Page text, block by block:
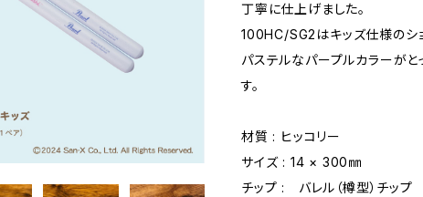
丁寧に仕上げました。
100HC/SG2はキッズ仕様のショ
パステルなパープルカラーがと
す。
材質 : ヒッコリー
サイズ : 14 × 300㎜
チップ : バレル（樽型）チップ